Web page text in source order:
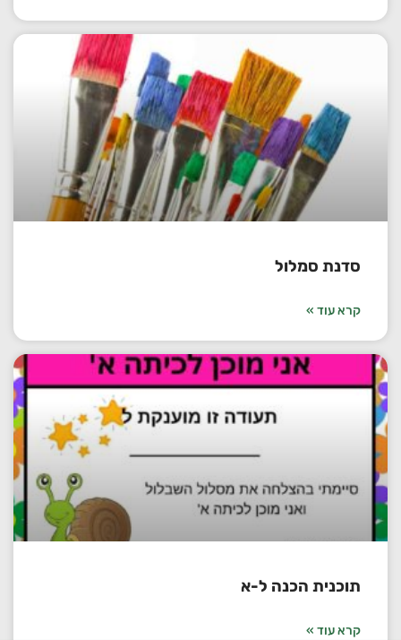
סדנת סמלול
קרא עוד »
תוכנית הכנה ל-א
קרא עוד »